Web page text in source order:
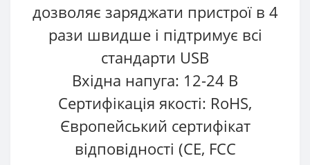
дозволяє заряджати пристрої в 4
рази швидше і підтримує всі
стандарти USB
Вхідна напуга: 12-24 В
Сертифікація якості: RoHS,
Європейський сертифікат
відповідності (CE, FCC